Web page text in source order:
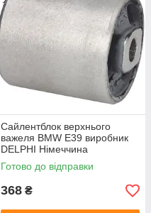
Сайлентблок верхнього
важеля BMW E39 виробник
DELPHI Німеччина
Готово до відправки
368 ₴